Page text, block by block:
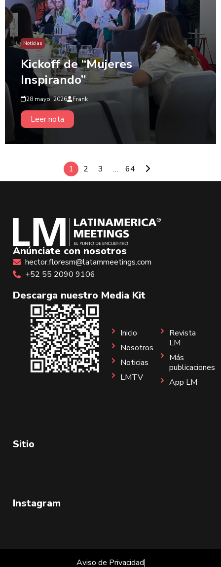
Noticias
Kickoff de “Mujeres
Inspirando”
28 mayo, 2026 Frank
Leer nota
1 2 3 … 64
Anúnciate con nosotros
hector.floresm@latammeetings.com
+52 55 2090 9106
Descarga nuestro Media Kit
Sitio
Inicio
Nosotros
Noticias
LMTV
Revista
LM
Más
publicaciones
App LM
Instagram
Aviso de Privacidad